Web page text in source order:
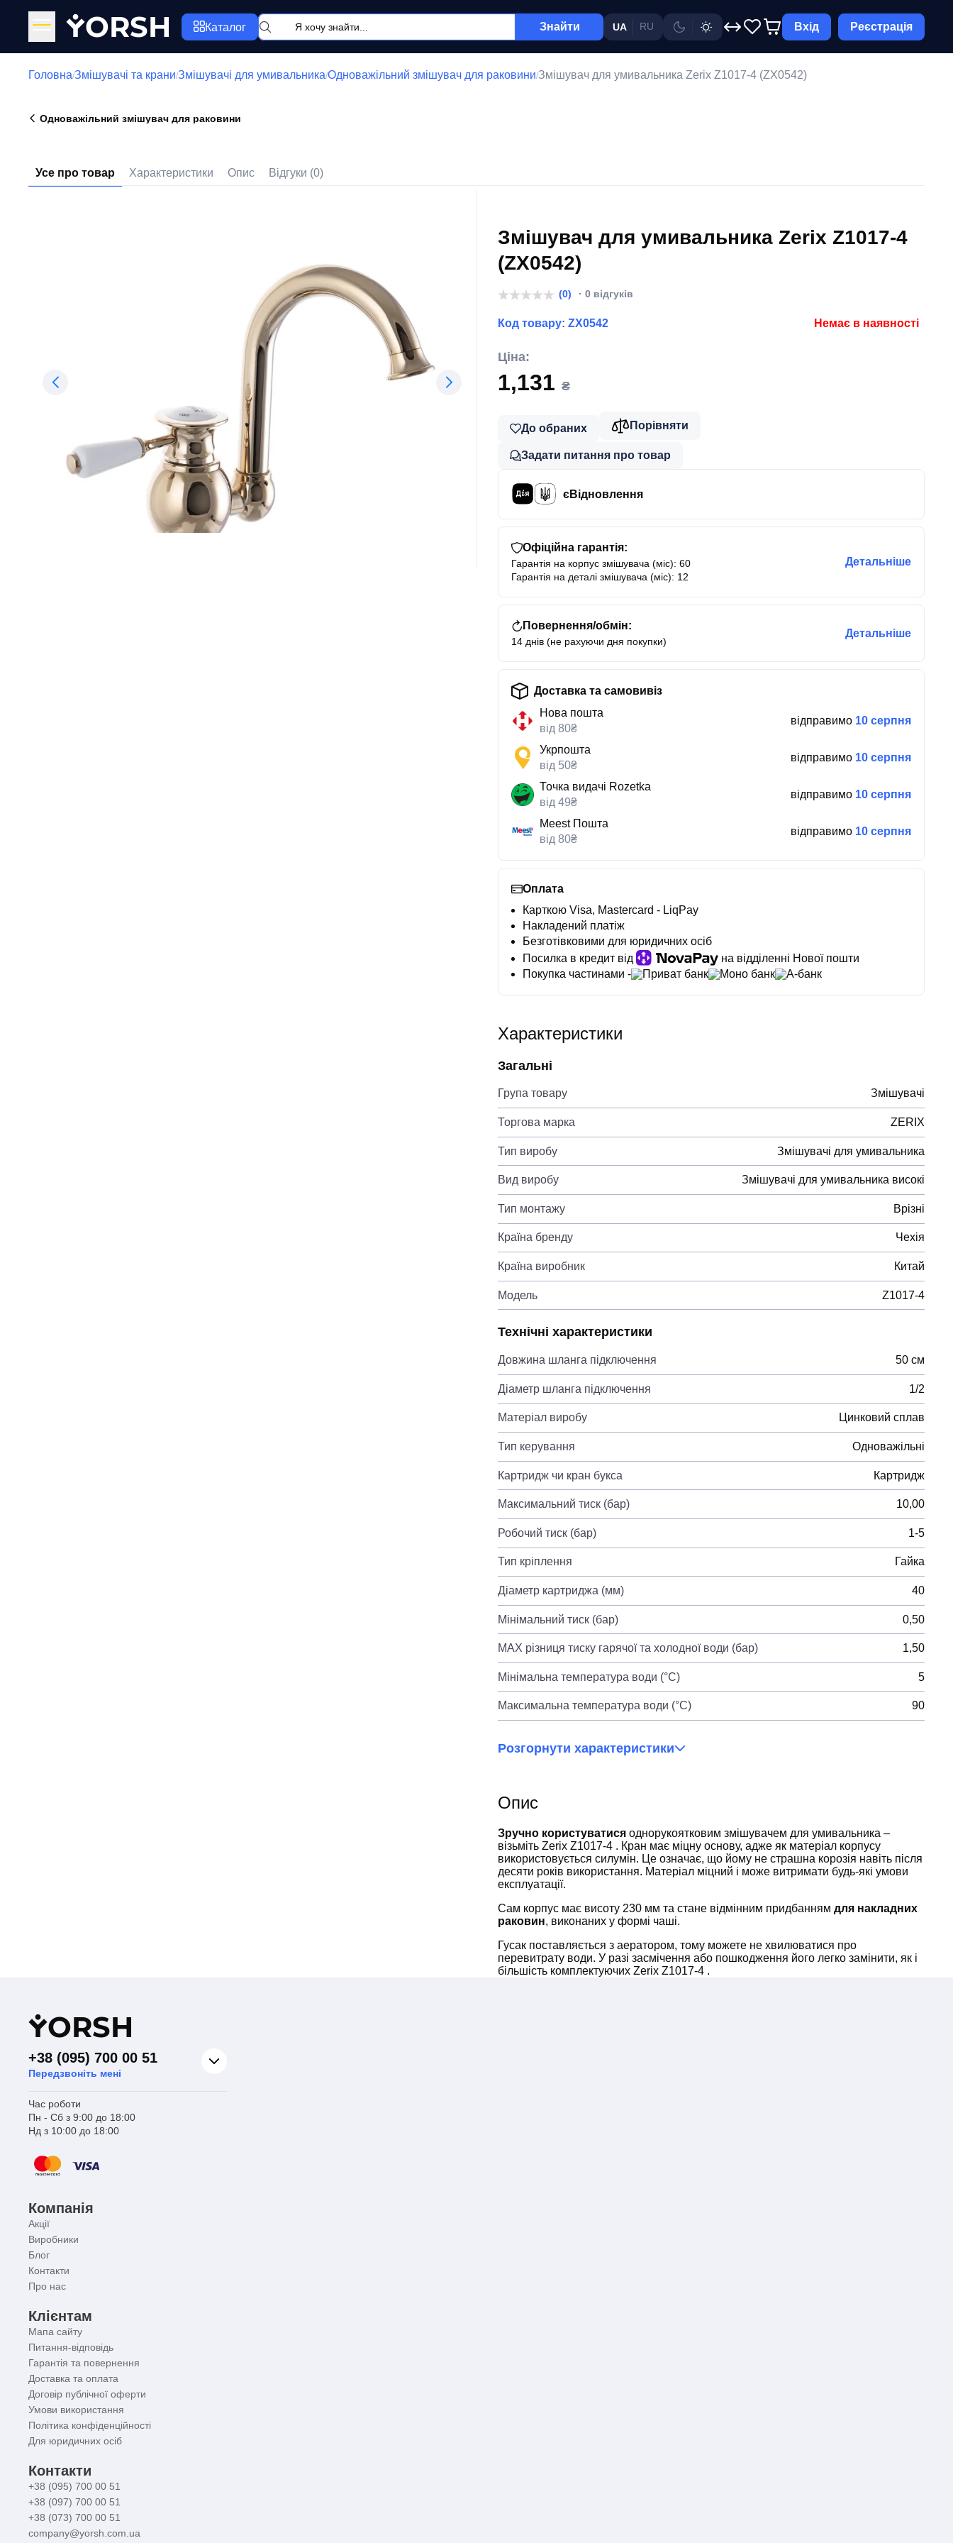
YORSH Каталог Знайти UA RU Вхід Реєстрація
Головна/Змішувачі та крани/Змішувачі для умивальника/Одноважільний змішувач для раковини/Змішувач для умивальника Zerix Z1017-4 (ZX0542)
Одноважільний змішувач для раковини
Усе про товар Характеристики Опис Відгуки (0)
Змішувач для умивальника Zerix Z1017-4
(ZX0542)
(0) · 0 відгуків
Код товару: ZX0542 Немає в наявності
Ціна:
1,131 ₴
До обраних Порівняти
Задати питання про товар
єВідновлення
Офіційна гарантія:
Гарантія на корпус змішувача (міс): 60
Гарантія на деталі змішувача (міс): 12
Детальніше
Повернення/обмін:
14 днів (не рахуючи дня покупки)
Детальніше
Доставка та самовивіз
Нова пошта
від 80₴
відправимо 10 серпня
Укрпошта
від 50₴
відправимо 10 серпня
Точка видачі Rozetka
від 49₴
відправимо 10 серпня
Meest Пошта
від 80₴
відправимо 10 серпня
Оплата
Карткою Visa, Mastercard - LiqPay
Накладений платіж
Безготівковими для юридичних осіб
Посилка в кредит від
на відділенні Нової пошти
Покупка частинами -
Приват банк Моно банк А-банк
Характеристики
Загальні
Група товару Змішувачі
Торгова марка ZERIX
Тип виробу Змішувачі для умивальника
Вид виробу Змішувачі для умивальника високі
Тип монтажу Врізні
Країна бренду Чехія
Країна виробник Китай
Модель Z1017-4
Технічні характеристики
Довжина шланга підключення 50 см
Діаметр шланга підключення 1/2
Матеріал виробу Цинковий сплав
Тип керування Одноважільні
Картридж чи кран букса Картридж
Максимальний тиск (бар) 10,00
Робочий тиск (бар) 1-5
Тип кріплення Гайка
Діаметр картриджа (мм) 40
Мінімальний тиск (бар) 0,50
MAX різниця тиску гарячої та холодної води (бар) 1,50
Мінімальна температура води (°C) 5
Максимальна температура води (°C) 90
Розгорнути характеристики
Опис
Зручно користуватися однорукоятковим змішувачем для умивальника –
візьміть Zerix Z1017-4 . Кран має міцну основу, адже як матеріал корпусу
використовується силумін. Це означає, що йому не страшна корозія навіть після
десяти років використання. Матеріал міцний і може витримати будь-які умови
експлуатації.
Сам корпус має висоту 230 мм та стане відмінним придбанням для накладних
раковин, виконаних у формі чаші.
Гусак поставляється з аератором, тому можете не хвилюватися про
перевитрату води. У разі засмічення або пошкодження його легко замінити, як і
більшість комплектуючих Zerix Z1017-4 .
YORSH
+38 (095) 700 00 51
Передзвоніть мені
Час роботи
Пн - Сб з 9:00 до 18:00
Нд з 10:00 до 18:00
Компанія
Акції
Виробники
Блог
Контакти
Про нас
Клієнтам
Мапа сайту
Питання-відповідь
Гарантія та повернення
Доставка та оплата
Договір публічної оферти
Умови використання
Політика конфіденційності
Для юридичних осіб
Контакти
+38 (095) 700 00 51
+38 (097) 700 00 51
+38 (073) 700 00 51
company@yorsh.com.ua